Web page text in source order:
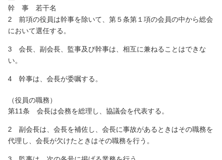
幹 事 若干名
2 前項の役員は幹事を除いて、第５条第１項の会員の中から総会
において選任する。
3 会長、副会長、監事及び幹事は、相互に兼ねることはできな
い。
4 幹事は、会長が委嘱する。
（役員の職務）
第11条 会長は会務を総理し、協議会を代表する。
2 副会長は、会長を補佐し、会長に事故があるときはその職務を
代理し、会長が欠けたときはその職務を行う。